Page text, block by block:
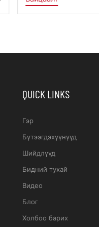
Хүчний
QUICK LINKS
Гэр
Бүтээгдэхүүнүүд
Шийдлүүд
Бидний тухай
Видео
Блог
Холбоо барих